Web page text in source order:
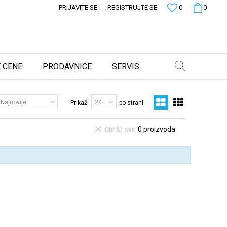
0
0
PRIJAVITE SE REGISTRUJTE SE
PRODAVNICE SERVIS
Prikaži po strani
0 proizvoda
Obriši sve